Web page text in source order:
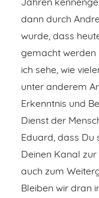
dann durch
wurde, dass
gemacht werden
ich sehe, wie
unter anderem
Erkenntnis und
Dienst der
Eduard, dass Du
Deinen Kanal
auch zum
Bleiben wir dran